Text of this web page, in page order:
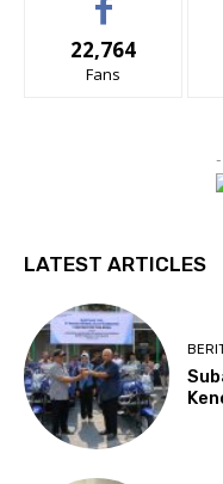
22,764
Fans
-
LATEST ARTICLES